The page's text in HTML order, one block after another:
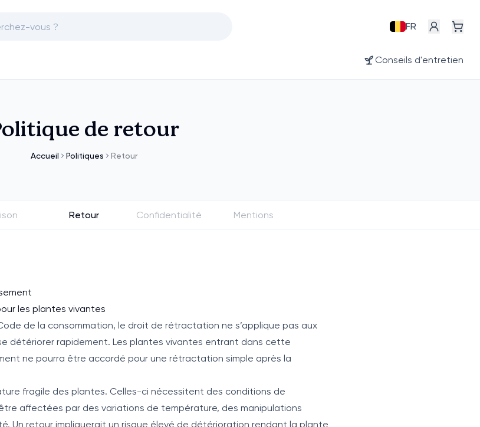
FR
Conseils d'entretien
de retour
Accueil Politiques Retour
Retour Confidentialité Mentions
les plantes vivantes
de la consommation, le droit de rétractation ne s’applique pas aux
détériorer rapidement. Les plantes vivantes entrant dans cette
ne pourra être accordé pour une rétractation simple après la
fragile des plantes. Celles-ci nécessitent des conditions de
affectées par des variations de température, des manipulations
Un retour impliquerait un risque élevé de détérioration rendant la plante